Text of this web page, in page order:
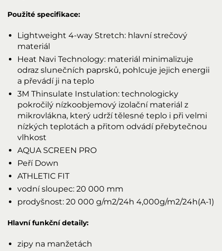
Použité specifikace:
Lightweight 4-way Stretch: hlavní strečový
materiál
Heat Navi Technology: materiál minimalizuje
odraz slunečních paprsků, pohlcuje jejich energii
a převádí ji na teplo
3M Thinsulate Instulation: technologicky
pokročilý nízkoobjemový izolační materiál z
mikrovlákna, který udrží tělesné teplo i při velmi
nízkých teplotách a přitom odvádí přebytečnou
vlhkost
AQUA SCREEN PRO
Peří Down
ATHLETIC FIT
vodní sloupec: 20 000 mm
prodyšnost: 20 000 g/m2/24h 4,000g/m2/24h(A-1)
Hlavní funkční detaily:
zipy na manžetách